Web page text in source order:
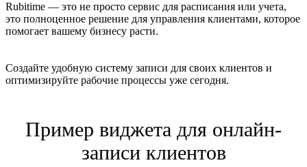
Rubitime — это не просто сервис для расписания или учета,
это полноценное решение для управления клиентами, которое
помогает вашему бизнесу расти.
Создайте удобную систему записи для своих клиентов и
оптимизируйте рабочие процессы уже сегодня.
Пример виджета для онлайн-
записи клиентов